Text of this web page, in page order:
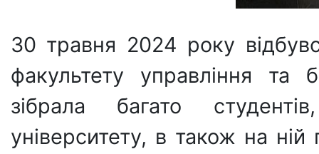
30 травня 2024 року
факультету управління та
зібрала багато
університету, в також на